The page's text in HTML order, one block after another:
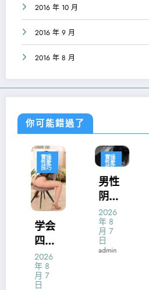
2016 年 10 月
2016 年 9 月
2016 年 8 月
你可能錯過了
技巧
学会
四种
性交
运动
征服
2026
年 8
月 7
實操
性愛
技巧
男性
阴茎
炼：
硬度
强化
2026
年 8
月 7
admin